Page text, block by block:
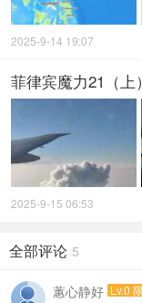
2025-9-14 19:07
菲律宾魔力21（上）
2025-9-15 06:53
全部评论 5
蕙心静好 Lv.0